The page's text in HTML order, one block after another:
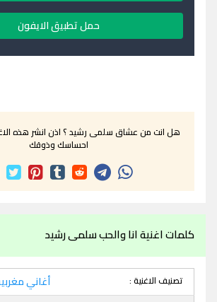
حمل تطبيق الايفون
هل انت من عشاق سلمى رشيد ؟ اذن انشر هذه
احساسك وذوقك
كلمات اغنية انا والحب سلمى رشيد
تصنيف الاغنية : أغاني